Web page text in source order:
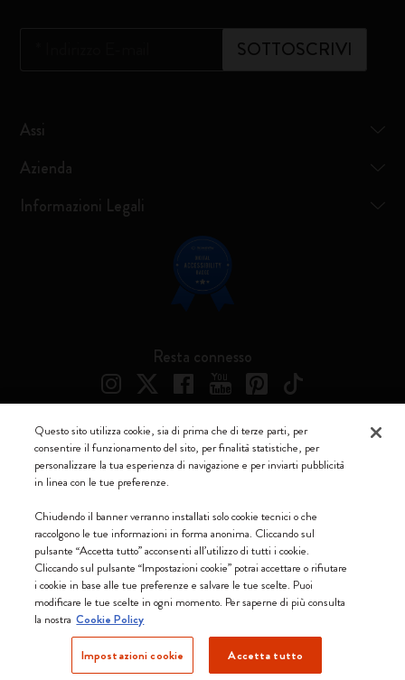
SOTTOSCRIVI
Assi
Azienda
Informazioni Legali
Resta connesso
Svizzera (italiano)
Accettiamo
Moleskine ® è un marchio registrato di Moleskine Srl a socio unico
Moleskine srl a socio unico - Via Bergognone, 34 – 20144 Milano -
Soc. €2.181.513,42
Questo sito utilizza cookie, sia di prima che di terze parti, per
consentire il funzionamento del sito, per finalità statistiche, per
personalizzare la tua esperienza di navigazione e per inviarti pubblicità
in linea con le tue preferenze.
Chiudendo il banner verranno installati solo cookie tecnici o che
raccolgono le tue informazioni in forma anonima. Cliccando sul
pulsante “Accetta tutto” acconsenti all’utilizzo di tutti i cookie.
Cliccando sul pulsante “Impostazioni cookie” potrai accettare o rifiutare
i cookie in base alle tue preferenze e salvare le tue scelte. Puoi
modificare le tue scelte in ogni momento. Per saperne di più consulta
la nostra Cookie Policy
Impostazioni cookie Accetta tutto